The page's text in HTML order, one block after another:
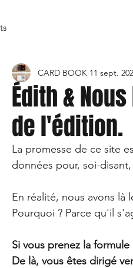
Édith &
de l'édition.
CARD BOOK 11 sept.
La promesse de ce site
données pour, soi-
En réalité, nous avons là
Pourquoi ? Parce qu'il
Si vous prenez la
De là, vous êtes dirigé